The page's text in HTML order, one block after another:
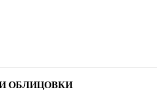
ОБЛИЦОВКИ